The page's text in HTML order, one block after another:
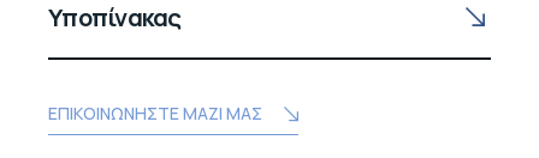
Υποπίνακας
ΕΠΙΚΟΙΝΩΝΗΣΤΕ ΜΑΖΙ ΜΑΣ